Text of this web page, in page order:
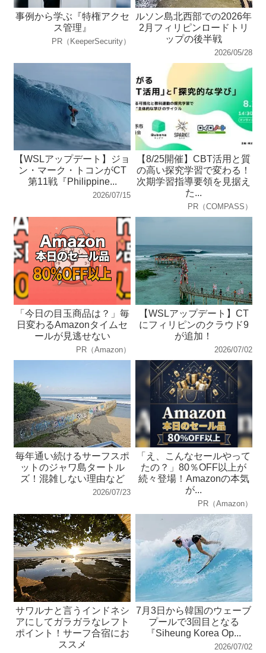
事例から学ぶ『特権アクセ
ス管理』
PR（KeeperSecurity）
ルソン島北西部での2026年
2月フィリピンロードトリ
ップの後半戦
2026/05/28
【WSLアップデート】ジョ
ン・マーク・トコンがCT
第11戦『Philippine...
2026/07/15
【8/25開催】CBT活用と質
の高い探究学習で変わる！
次期学習指導要領を見据え
た...
PR（COMPASS）
「今日の目玉商品は？」毎
日変わるAmazonタイムセ
ールが見逃せない
PR（Amazon）
【WSLアップデート】CT
にフィリピンのクラウド9
が追加！
2026/07/02
毎年通い続けるサーフスポ
ットのジャワ島タートル
ズ！混雑しない理由など
2026/07/23
「え、こんなセールやって
たの？」80％OFF以上が
続々登場！Amazonの本気
が...
PR（Amazon）
サワルナと言うインドネシ
アにしてガラガラなレフト
ポイント！サーフ合宿にお
ススメ
7月3日から韓国のウェーブ
プールで3回目となる
『Siheung Korea Op...
2026/07/02